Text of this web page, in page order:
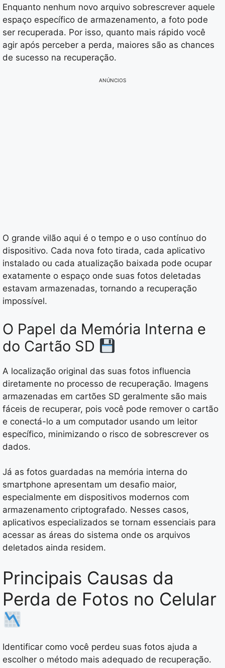
Enquanto nenhum novo arquivo sobrescrever aquele
espaço específico de armazenamento, a foto pode
ser recuperada. Por isso, quanto mais rápido você
agir após perceber a perda, maiores são as chances
de sucesso na recuperação.
ANÚNCIOS
O grande vilão aqui é o tempo e o uso contínuo do
dispositivo. Cada nova foto tirada, cada aplicativo
instalado ou cada atualização baixada pode ocupar
exatamente o espaço onde suas fotos deletadas
estavam armazenadas, tornando a recuperação
impossível.
O Papel da Memória Interna e
do Cartão SD
A localização original das suas fotos influencia
diretamente no processo de recuperação. Imagens
armazenadas em cartões SD geralmente são mais
fáceis de recuperar, pois você pode remover o cartão
e conectá-lo a um computador usando um leitor
específico, minimizando o risco de sobrescrever os
dados.
Já as fotos guardadas na memória interna do
smartphone apresentam um desafio maior,
especialmente em dispositivos modernos com
armazenamento criptografado. Nesses casos,
aplicativos especializados se tornam essenciais para
acessar as áreas do sistema onde os arquivos
deletados ainda residem.
Principais Causas da
Perda de Fotos no Celular
Identificar como você perdeu suas fotos ajuda a
escolher o método mais adequado de recuperação.